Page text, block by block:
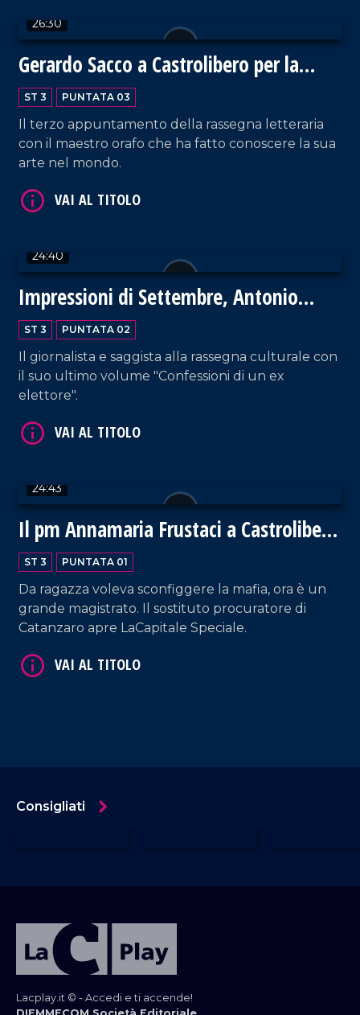
26:30
Gerardo Sacco a Castrolibero per la
rassegna culturale
ST 3 PUNTATA 03
Il terzo appuntamento della rassegna letteraria
con il maestro orafo che ha fatto conoscere la sua
arte nel mondo.
24:40
Impressioni di Settembre, Antonio
Padellaro a Castrolibero
ST 3 PUNTATA 02
Il giornalista e saggista alla rassegna culturale con
il suo ultimo volume "Confessioni di un ex
elettore".
24:43
Il pm Annamaria Frustaci a Castrolibero
per la rassegna culturale
ST 3 PUNTATA 01
Da ragazza voleva sconfiggere la mafia, ora è un
grande magistrato. Il sostituto procuratore di
Catanzaro apre LaCapitale Speciale.
Consigliati
Lacplay.it © - Accedi e ti accende!